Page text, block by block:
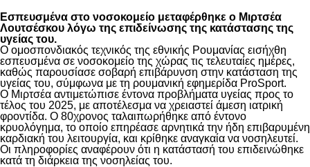
Εσπευσμένα στο νοσοκομείο μεταφέρθηκε ο Μιρτσέα
Λουτσέσκου λόγω της επιδείνωσης της κατάστασης της
υγείας του.
Ο ομοσπονδιακός τεχνικός της εθνικής Ρουμανίας εισήχθη
εσπευσμένα σε νοσοκομείο της χώρας τις τελευταίες ημέρες,
καθώς παρουσίασε σοβαρή επιβάρυνση στην κατάσταση της
υγείας του, σύμφωνα με τη ρουμανική εφημερίδα ProSport.
Ο Μιρτσέα αντιμετώπισε έντονα προβλήματα υγείας προς το
τέλος του 2025, με αποτέλεσμα να χρειαστεί άμεση ιατρική
φροντίδα. Ο 80χρονος ταλαιπωρήθηκε από έντονο
κρυολόγημα, το οποίο επηρέασε αρνητικά την ήδη επιβαρυμένη
καρδιακή του λειτουργία, και κρίθηκε αναγκαία να νοσηλευτεί.
Οι πληροφορίες αναφέρουν ότι η κατάστασή του επιδεινώθηκε
κατά τη διάρκεια της νοσηλείας του.